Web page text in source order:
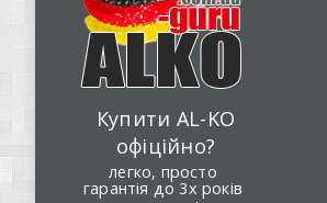
Купити AL-KO
офіційно?
легко, просто
гарантія до 3х років